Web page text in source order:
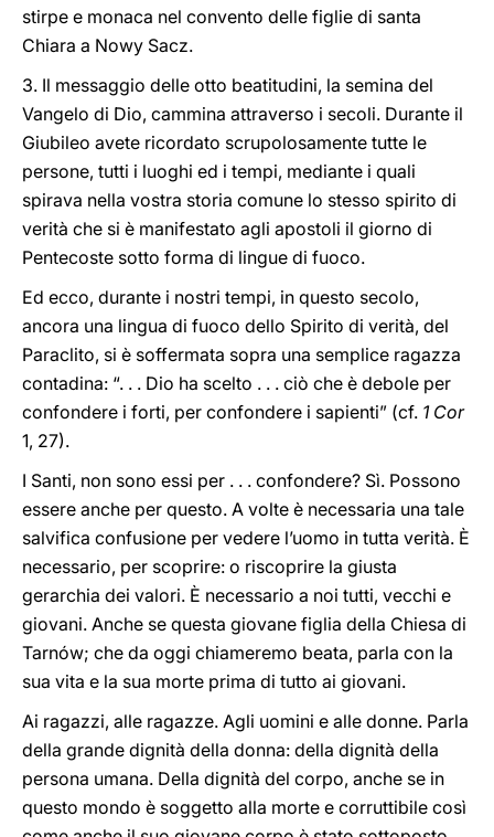
stirpe e monaca nel convento delle figlie di santa
Chiara a Nowy Sacz.
3. Il messaggio delle otto beatitudini, la semina del
Vangelo di Dio, cammina attraverso i secoli. Durante il
Giubileo avete ricordato scrupolosamente tutte le
persone, tutti i luoghi ed i tempi, mediante i quali
spirava nella vostra storia comune lo stesso spirito di
verità che si è manifestato agli apostoli il giorno di
Pentecoste sotto forma di lingue di fuoco.
Ed ecco, durante i nostri tempi, in questo secolo,
ancora una lingua di fuoco dello Spirito di verità, del
Paraclito, si è soffermata sopra una semplice ragazza
contadina: “. . . Dio ha scelto . . . ciò che è debole per
confondere i forti, per confondere i sapienti” (cf. 1 Cor
1, 27).
I Santi, non sono essi per . . . confondere? Sì. Possono
essere anche per questo. A volte è necessaria una tale
salvifica confusione per vedere l’uomo in tutta verità. È
necessario, per scoprire: o riscoprire la giusta
gerarchia dei valori. È necessario a noi tutti, vecchi e
giovani. Anche se questa giovane figlia della Chiesa di
Tarnów; che da oggi chiameremo beata, parla con la
sua vita e la sua morte prima di tutto ai giovani.
Ai ragazzi, alle ragazze. Agli uomini e alle donne. Parla
della grande dignità della donna: della dignità della
persona umana. Della dignità del corpo, anche se in
questo mondo è soggetto alla morte e corruttibile così